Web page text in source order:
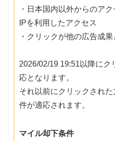
・日本国内以外からのア
IPを利用したアクセス
・クリックが他の広告成
2026/02/19 19:51以降にク
応となります。
それ以前にクリックされ
件が適応されます。
マイル却下条件